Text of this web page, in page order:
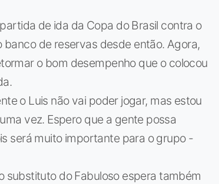
de ida da Copa do Brasil contra o
de reservas desde então. Agora,
o bom desempenho que o colocou
o Luis não vai poder jogar, mas estou
vez. Espero que a gente possa
será muito importante para o grupo -
substituto do Fabuloso espera também